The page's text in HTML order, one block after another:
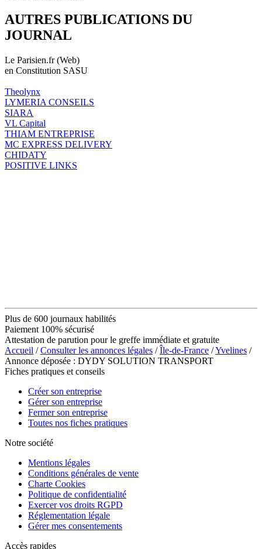
AUTRES PUBLICATIONS DU
JOURNAL
Le Parisien.fr (Web)
en Constitution SASU
Theolynx
LYMERIA CONSEILS
SIARA
VL Capital
THIAM ENTREPRISE
MC EXPRESS DELIVERY
CHIDATY
POSITIVE LINKS
Plus de 600 journaux habilités
Paiement 100% sécurisé
Attestation de parution pour le greffe immédiate et gratuite
Accueil /Consulter les annonces légales /Île-de-France /Yvelines /
Annonce déposée : DYDY SOLUTION TRANSPORT
Fiches pratiques et conseils
Créer son entreprise
Gérer son entreprise
Fermer son entreprise
Toutes nos fiches pratiques
Notre société
Mentions légales
Conditions générales de vente
Charte Cookies
Politique de confidentialité
Exercer vos droits RGPD
Réglementation légale
Gérer mes consentements
Accès rapides